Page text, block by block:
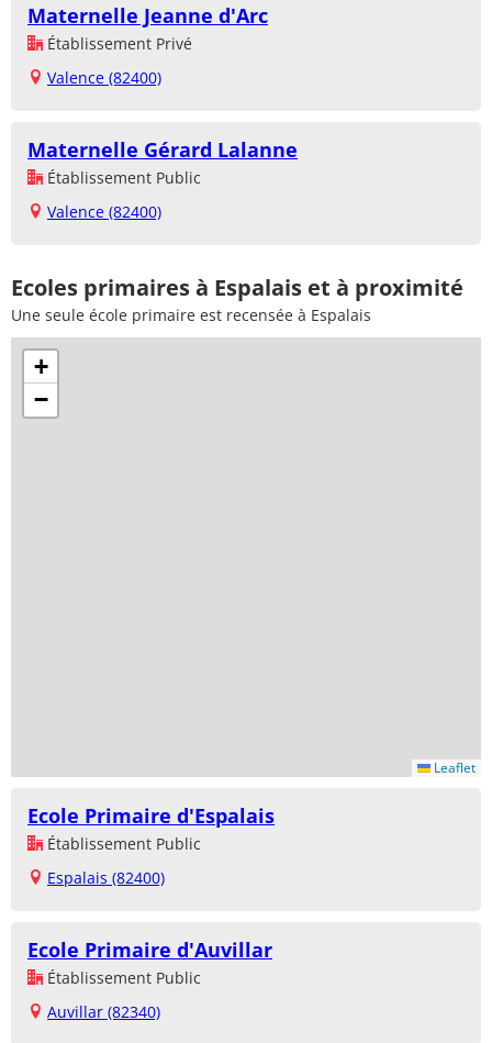
Maternelle Jeanne d'Arc
Établissement Privé
Valence (82400)
Maternelle Gérard Lalanne
Établissement Public
Valence (82400)
Ecoles primaires à Espalais et à proximité
Une seule école primaire est recensée à Espalais
+
−
Leaflet
Ecole Primaire d'Espalais
Établissement Public
Espalais (82400)
Ecole Primaire d'Auvillar
Établissement Public
Auvillar (82340)